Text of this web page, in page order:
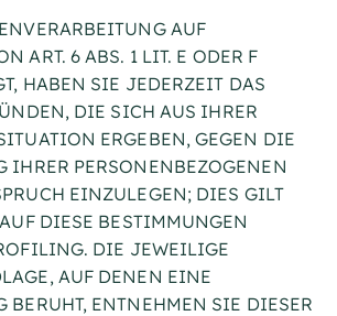
AUF
ART. 6 ABS. 1 LIT. E ODER F
HABEN SIE JEDERZEIT DAS
DIE SICH AUS IHRER
ERGEBEN, GEGEN DIE
IHRER PERSONENBEZOGENEN
EINZULEGEN; DIES GILT
DIESE BESTIMMUNGEN
DIE JEWEILIGE
AUF DENEN EINE
BERUHT, ENTNEHMEN SIE DIESER